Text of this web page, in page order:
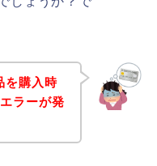
を購入時
ラーが発